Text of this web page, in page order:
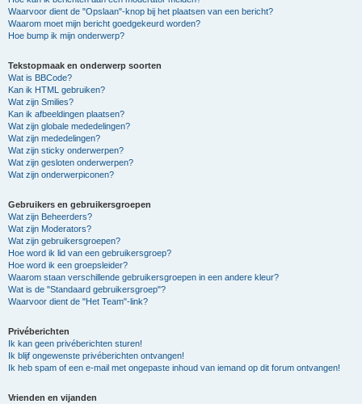
Waarvoor dient de "Opslaan"-knop bij het plaatsen van een bericht?
Waarom moet mijn bericht goedgekeurd worden?
Hoe bump ik mijn onderwerp?
Tekstopmaak en onderwerp soorten
Wat is BBCode?
Kan ik HTML gebruiken?
Wat zijn Smilies?
Kan ik afbeeldingen plaatsen?
Wat zijn globale mededelingen?
Wat zijn mededelingen?
Wat zijn sticky onderwerpen?
Wat zijn gesloten onderwerpen?
Wat zijn onderwerpiconen?
Gebruikers en gebruikersgroepen
Wat zijn Beheerders?
Wat zijn Moderators?
Wat zijn gebruikersgroepen?
Hoe word ik lid van een gebruikersgroep?
Hoe word ik een groepsleider?
Waarom staan verschillende gebruikersgroepen in een andere kleur?
Wat is de "Standaard gebruikersgroep"?
Waarvoor dient de "Het Team"-link?
Privéberichten
Ik kan geen privéberichten sturen!
Ik blijf ongewenste privéberichten ontvangen!
Ik heb spam of een e-mail met ongepaste inhoud van iemand op dit forum ontvangen!
Vrienden en vijanden